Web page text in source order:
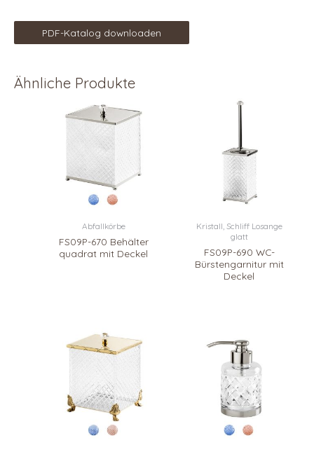
PDF-Katalog downloaden
Ähnliche Produkte
Abfallkörbe
FS09P-670 Behälter
quadrat mit Deckel
Kristall, Schliff Losange
glatt
FS09P-690 WC-
Bürstengarnitur mit
Deckel